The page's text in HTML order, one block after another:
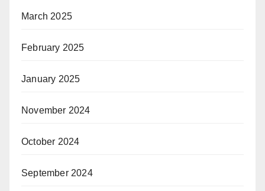
March 2025
February 2025
January 2025
November 2024
October 2024
September 2024